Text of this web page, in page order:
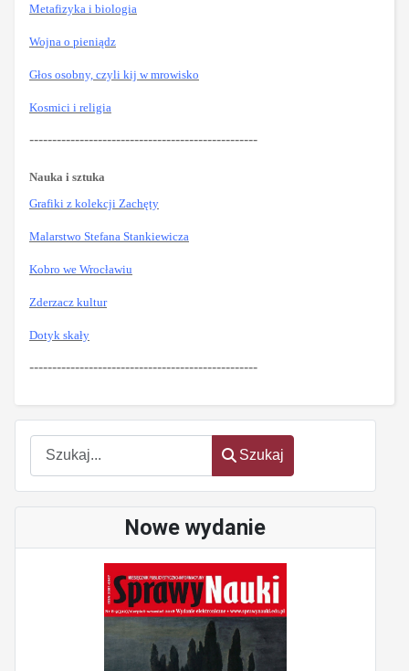
Szukaj
Szukaj
Nowe wydanie
Metafizyka i biologia
Wojna o pieniądz
Głos osobny, czyli kij w mrowisko
Kosmici i religia
--------------------------------------------------
Nauka i sztuka
Grafiki z kolekcji Zachęty
Malarstwo Stefana Stankiewicza
Kobro we Wrocławiu
Zderzacz kultur
Dotyk skały
--------------------------------------------------